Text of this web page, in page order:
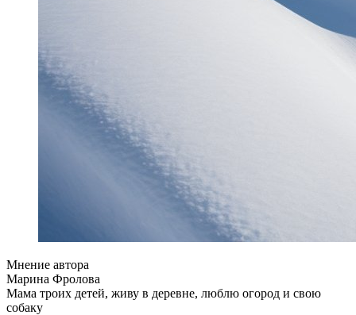
Мнение автора
Марина Фролова
Мама троих детей, живу в деревне, люблю огород и свою
собаку